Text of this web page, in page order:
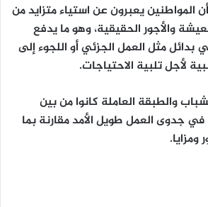
المواطنين يعبرون عن استياء متزايد من
والأجور الحقيقية، وهو ما يدفع
بدائل مثل العمل الجزئي أو اللجوء إلى
لأجل تلبية الاحتياجات.
والطبقة العاملة كانوا من بين
في جدوى العمل طويل الأمد مقارنة بما